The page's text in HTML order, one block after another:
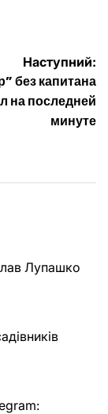
Наступний:
без капитана
на последней
минуте
Лупашко